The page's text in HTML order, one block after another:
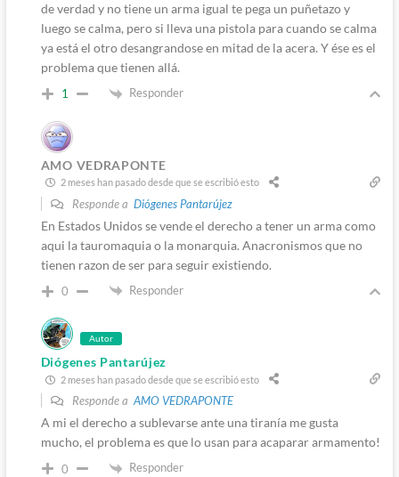
de verdad y no tiene un arma igual te pega un puñetazo y
luego se calma, pero si lleva una pistola para cuando se calma
ya está el otro desangrandose en mitad de la acera. Y ése es el
problema que tienen allá.
1 Responder
AMO VEDRAPONTE
2 meses han pasado desde que se escribió esto
Responde a Diógenes Pantarújez
En Estados Unidos se vende el derecho a tener un arma como
aqui la tauromaquia o la monarquia. Anacronismos que no
tienen razon de ser para seguir existiendo.
0 Responder
Autor
Diógenes Pantarújez
2 meses han pasado desde que se escribió esto
Responde aAMO VEDRAPONTE
A mi el derecho a sublevarse ante una tiranía me gusta
mucho, el problema es que lo usan para acaparar armamento!
0 Responder